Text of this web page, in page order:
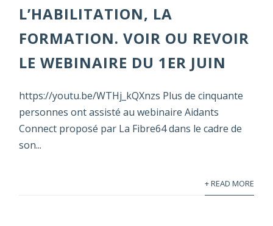
L’HABILITATION, LA
FORMATION. VOIR OU REVOIR
LE WEBINAIRE DU 1ER JUIN
https://youtu.be/WTHj_kQXnzs Plus de cinquante
personnes ont assisté au webinaire Aidants
Connect proposé par La Fibre64 dans le cadre de
son...
+ READ MORE